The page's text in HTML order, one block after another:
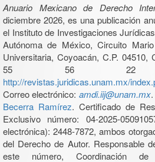
Anuario Mexicano de Derecho
diciembre 2026, es una publicación
el Instituto de Investigaciones
Autónoma de México, Circuito
Universitaria, Coyoacán, C.P. 04510,
55 56 22
http://revistas.juridicas.unam.mx/
Correo electrónico: amdi.iij@unam.mx
Becerra Ramírez. Certificado de
Exclusivo número: 04-2025-
electrónica): 2448-7872, ambos
del Derecho de Autor. Responsable
este número, Coordinación